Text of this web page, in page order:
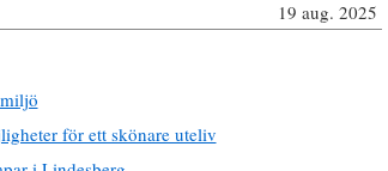
19 aug. 2025
för ett skönare uteliv